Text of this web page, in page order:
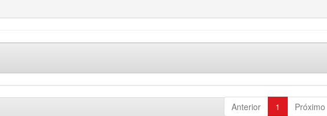
Anterior 1 Próximo